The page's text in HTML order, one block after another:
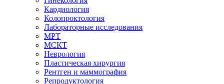
Кардиология
Колопроктология
Лабораторные исследования
МРТ
МСКТ
Неврология
Пластическая хирургия
Рентген и маммография
Репродуктология